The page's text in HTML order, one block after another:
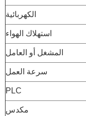
الكهربائية
استهلاك الهواء
سرعة العمل
PLC
مكدس